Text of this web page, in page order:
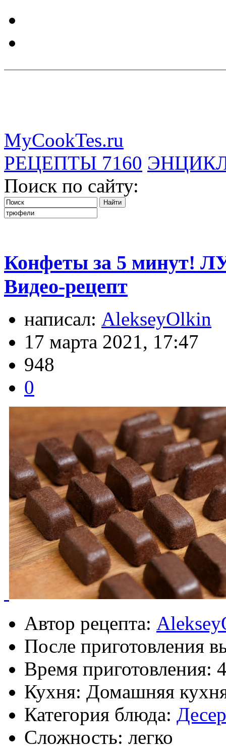
MyCookTes.ru
РЕЦЕПТЫ 7160
Поиск по сайту:
Конфеты за 5 минут!
Видео-рецепт
написал: AlekseyOlkin
17 марта 2021, 17:47
948
0
Автор рецепта:
После приготовления
Время приготовления:
Кухня: Домашняя
Категория блюда:
Сложность: легко